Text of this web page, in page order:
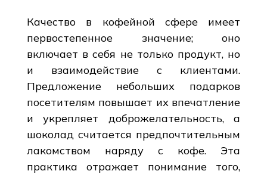
Качество в кофейной сфере имеет
первостепенное значение; оно
включает в себя не только продукт, но
и взаимодействие с клиентами.
Предложение небольших подарков
посетителям повышает их впечатление
и укрепляет доброжелательность, а
шоколад считается предпочтительным
лакомством наряду с кофе. Эта
практика отражает понимание того,